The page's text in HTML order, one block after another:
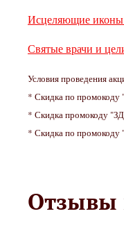
Исцеляющие иконы
Святые врачи и
Условия проведения
* Скидка по промокоду
* Скидка промокоду
* Скидка по промокоду
Отзывы